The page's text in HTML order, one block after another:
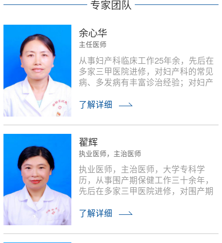
专家团队
余心华
主任医师
从事妇产科临床工作25年余，先后在
多家三甲医院进修，对妇产科的常见
病、多发病有丰富诊治经验；对妇产
事围产期孕妇的保健工作，擅长对各
胖、妊娠期糖尿病等孕妇进行医学营
养及运动治疗；擅长对妊娠合并症并
发症的诊治。
了解详细
翟辉
执业医师，主治医师
执业医师，主治医师，大学专科学
历，从事围产期保健工作三十余年，
先后在多家三甲医院进修，对围产期
询等方面有丰富的临床经验。对处理
方面有丰富诊疗经验。
了解详细